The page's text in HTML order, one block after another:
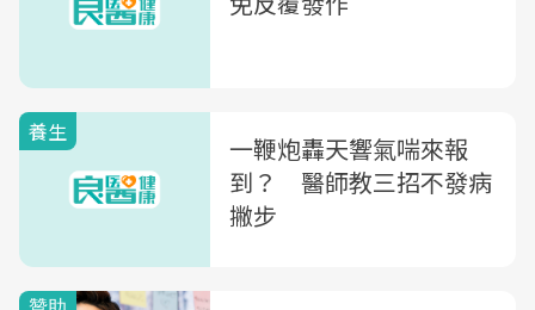
養生
一鞭炮轟天響氣喘來報
到？ 醫師教三招不發病
撇步